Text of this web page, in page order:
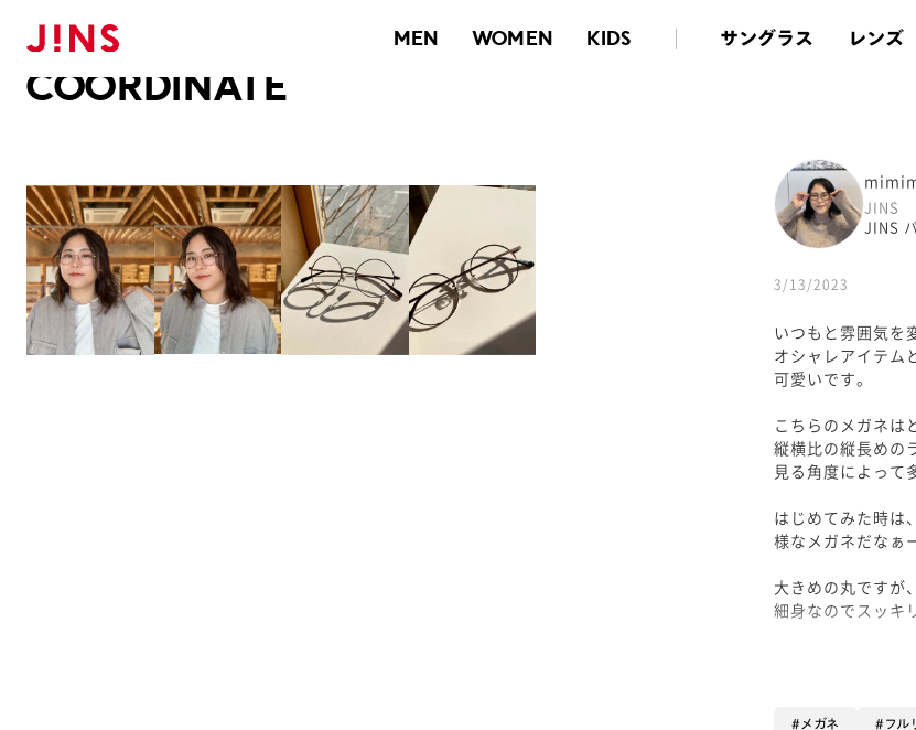
MEN WOMEN KIDS サングラス レンズ
メガネのJINS TOP
COORDINATE
JINS
JINS
3/13/2023
いつもと雰囲気を
オシャレアイテム
可愛いです。
こちらのメガネは
縦横比の縦長めの
見る角度によって
はじめてみた時は
様なメガネだなぁ
大きめの丸ですが
細身なのでスッキ
少し賢そうなイ
アンティークな雰
メガネ フル